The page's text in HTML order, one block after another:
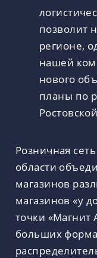
позволит
регионе,
нашей
нового
планы по
Розничная
области
магазинов
магазинов «у
точки «Магнит
больших